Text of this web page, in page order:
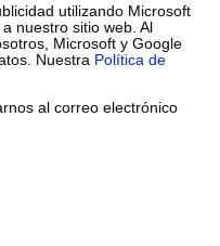
utilizando Microsoft
nuestro sitio web. Al
Microsoft y Google
Nuestra Política de
al correo electrónico